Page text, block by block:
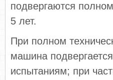
подвергаются
5 лет.
При полном
машина
испытаниям; при